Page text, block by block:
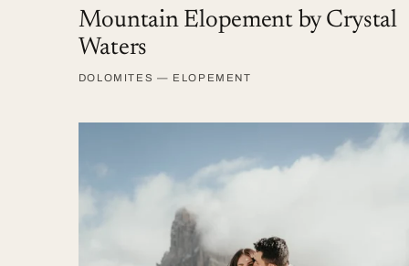
Mountain Elopement by Crystal
Waters
DOLOMITES — ELOPEMENT